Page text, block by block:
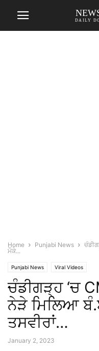
DAILY
Home Punjabi News
ਮੌਕੇ...
Punjabi News Viral Videos
ਚੰਡੀਗੜ੍ਹ ‘ਚ
ਨੇੜੇ ਮਿਲਿਆ
ਤਸਵੀਰਾਂ…
January 2, 2023